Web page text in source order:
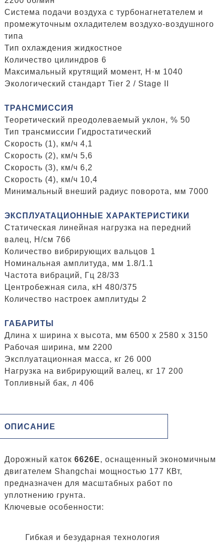
Система подачи воздуха с турбонагнетателем и
промежуточным охладителем воздухо-воздушного
типа
Тип охлаждения жидкостное
Количество цилиндров 6
Максимальный крутящий момент, Н·м 1040
Экологический стандарт Tier 2 / Stage II
ТРАНСМИССИЯ
Теоретический преодолеваемый уклон, % 50
Тип трансмиссии Гидростатический
Скорость (1), км/ч 4,1
Скорость (2), км/ч 5,6
Скорость (3), км/ч 6,2
Скорость (4), км/ч 10,4
Минимальный внеший радиус поворота, мм 7000
ЭКСПЛУАТАЦИОННЫЕ ХАРАКТЕРИСТИКИ
Статическая линейная нагрузка на передний
валец, H/см 766
Количество вибрирующих вальцов 1
Номинальная амплитуда, мм 1.8/1.1
Частота вибраций, Гц 28/33
Центробежная сила, кН 480/375
Количество настроек амплитуды 2
ГАБАРИТЫ
Длина x ширина x высота, мм 6500 x 2580 x 3150
Рабочая ширина, мм 2200
Эксплуатационная масса, кг 26 000
Нагрузка на вибрирующий валец, кг 17 200
Топливный бак, л 406
ОПИСАНИЕ
Дорожный каток 6626E, оснащенный экономичным
двигателем Shangchai мощностью 177 КВт,
предназначен для масштабных работ по
уплотнению грунта.
Ключевые особенности:
Гибкая и безударная технология